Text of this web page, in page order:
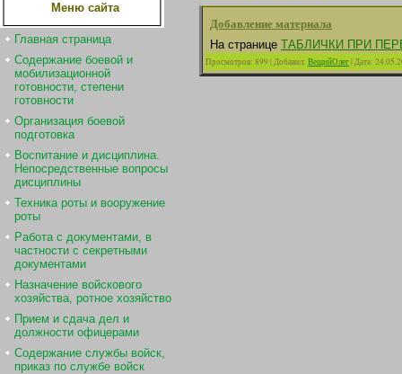
Меню сайта
Главная страница
Содержание боевой и
мобилизационной
готовности, степени
готовности
Организация боевой
подготовка
Воспитание и дисциплина.
Непосредственные вопросы
дисциплины
Техника роты и вооружение
роты
Работа с документами, в
частности с секретными
документами
Назначение войскового
хозяйства, ротное хозяйство
Прием и сдача дел и
должности офицерами
Содержание службы войск,
приказ по службе войск
Добавление материала
На странице ТАБЛИЧКИ ПРИ
Просмотров: 899 |Добавил: ВещийОлег|Дата: